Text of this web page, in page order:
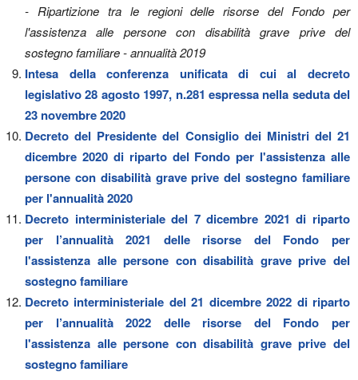
- Ripartizione tra le regioni delle risorse del Fondo per
l'assistenza alle persone con disabilità grave prive del
sostegno familiare - annualità 2019
Intesa della conferenza unificata di cui al decreto
legislativo 28 agosto 1997, n.281 espressa nella seduta del
23 novembre 2020
Decreto del Presidente del Consiglio dei Ministri del 21
dicembre 2020 di riparto del Fondo per l'assistenza alle
persone con disabilità grave prive del sostegno familiare
per l'annualità 2020
Decreto interministeriale del 7 dicembre 2021 di riparto
per l’annualità 2021 delle risorse del Fondo per
l'assistenza alle persone con disabilità grave prive del
sostegno familiare
Decreto interministeriale del 21 dicembre 2022 di riparto
per l’annualità 2022 delle risorse del Fondo per
l'assistenza alle persone con disabilità grave prive del
sostegno familiare